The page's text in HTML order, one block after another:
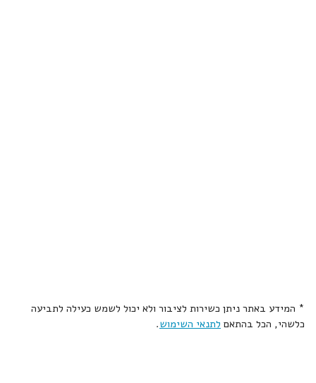
* המידע באתר ניתן כשירות לציבור ולא יכול לשמש כעילה לתביעה
כלשהי, הכל בהתאם לתנאי השימוש.